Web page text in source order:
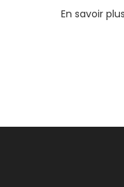
En savoir plus